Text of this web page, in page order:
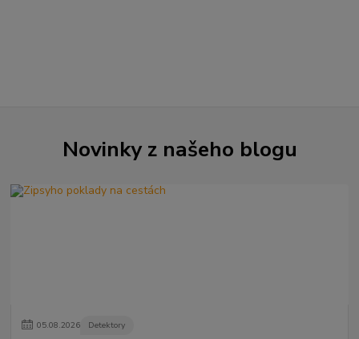
Novinky z našeho blogu
05.08.2026 Detektory